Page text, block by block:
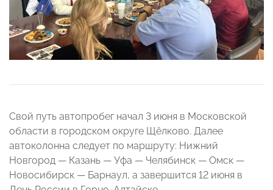
Свой путь автопробег начал 3 июня в Московской
области в городском округе Щёлково. Далее
автоколонна следует по маршруту: Нижний
Новгород — Казань — Уфа — Челябинск — Омск —
Новосибирск — Барнаул, а завершится 12 июня в